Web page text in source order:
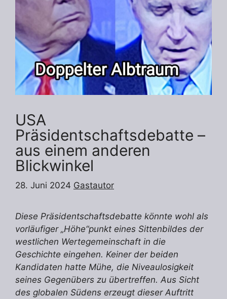
USA
Präsidentschaftsdebatte –
aus einem anderen
Blickwinkel
28. Juni 2024 Gastautor
Diese Präsidentschaftsdebatte könnte wohl als
vorläufiger „Höhe“punkt eines Sittenbildes der
westlichen Wertegemeinschaft in die
Geschichte eingehen. Keiner der beiden
Kandidaten hatte Mühe, die Niveaulosigkeit
seines Gegenübers zu übertreffen. Aus Sicht
des globalen Südens erzeugt dieser Auftritt